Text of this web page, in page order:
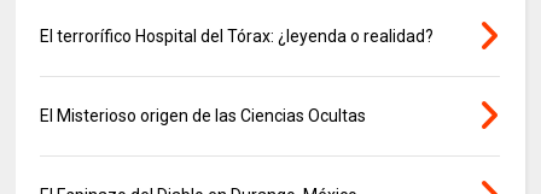
El terrorífico Hospital del Tórax: ¿leyenda o realidad?
El Misterioso origen de las Ciencias Ocultas